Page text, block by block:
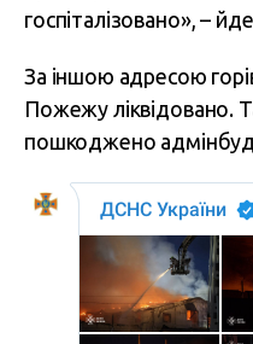
госпіталізовано», –
За іншою адресою
Пожежу ліквідовано.
пошкоджено